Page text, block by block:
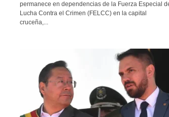
permanece en dependencias de la Fuerza Especial
Lucha Contra el Crimen (FELCC) en la capital
cruceña,...